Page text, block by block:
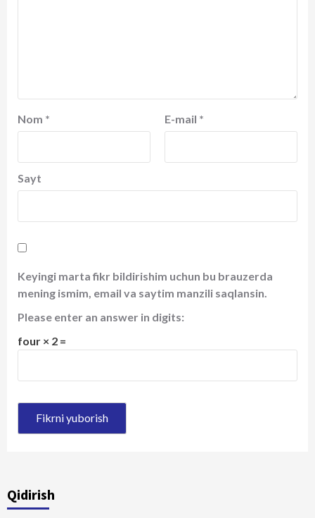
Nom * E-mail *
Sayt
Keyingi marta fikr bildirishim uchun bu brauzerda
mening ismim, email va saytim manzili saqlansin.
Please enter an answer in digits:
four × 2 =
Qidirish